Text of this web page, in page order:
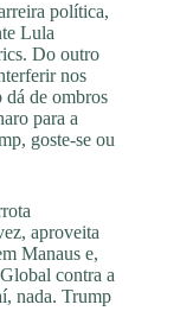
política,
Lula
Do outro
nos
de ombros
para a
goste-se ou
aproveita
Manaus e,
contra a
nada. Trump